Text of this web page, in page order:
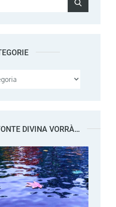
DIVINA VORRÀ…